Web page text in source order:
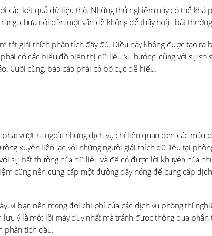
các kết quả dữ liệu thô. Những thử nghiệm này có thể khá
chưa nói đến một vấn đề không dễ thấy hoặc bất
tắt giải thích phân tích đầy đủ. Điều này không được tạo ra
có các biểu đồ hiển thị dữ liệu xu hướng, cùng với sự so
Cuối cùng, báo cáo phải có bố cục dễ hiểu.
vượt ra ngoài những dịch vụ chỉ liên quan đến các mẫu
xuyên liên lạc với những người giải thích dữ liệu tại
sự bất thường của dữ liệu và để có được lời khuyên của
cũng nên cung cấp một đường dây nóng để cung cấp
vì bạn nên mong đợi chi phí của các dịch vụ phòng thí
ý là một lỗi máy duy nhất mà tránh được thông qua phân
phân tích dầu.